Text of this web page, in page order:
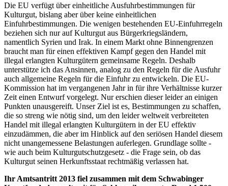
Die EU verfügt über einheitliche Ausfuhrbestimmungen für
Kulturgut, bislang aber über keine einheitlichen
Einfuhrbestimmungen. Die wenigen bestehenden EU-Einfuhrregeln
beziehen sich nur auf Kulturgut aus Bürgerkriegsländern,
namentlich Syrien und Irak. In einem Markt ohne Binnengrenzen
braucht man für einen effektiven Kampf gegen den Handel mit
illegal erlangten Kulturgütern gemeinsame Regeln. Deshalb
unterstütze ich das Ansinnen, analog zu den Regeln für die Ausfuhr
auch allgemeine Regeln für die Einfuhr zu entwickeln. Die EU-
Kommission hat im vergangenen Jahr in für ihre Verhältnisse kurzer
Zeit einen Entwurf vorgelegt. Nur erschien dieser leider an einigen
Punkten unausgereift. Unser Ziel ist es, Bestimmungen zu schaffen,
die so streng wie nötig sind, um den leider weltweit verbreiteten
Handel mit illegal erlangten Kulturgütern in der EU effektiv
einzudämmen, die aber im Hinblick auf den seriösen Handel diesem
nicht unangemessene Belastungen auferlegen. Grundlage sollte -
wie auch beim Kulturgutschutzgesetz - die Frage sein, ob das
Kulturgut seinen Herkunftsstaat rechtmäßig verlassen hat.
Ihr Amtsantritt 2013 fiel zusammen mit dem Schwabinger